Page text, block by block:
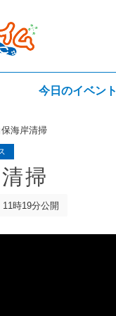
今日のイベント
保海岸清掃
掃
時19分公開